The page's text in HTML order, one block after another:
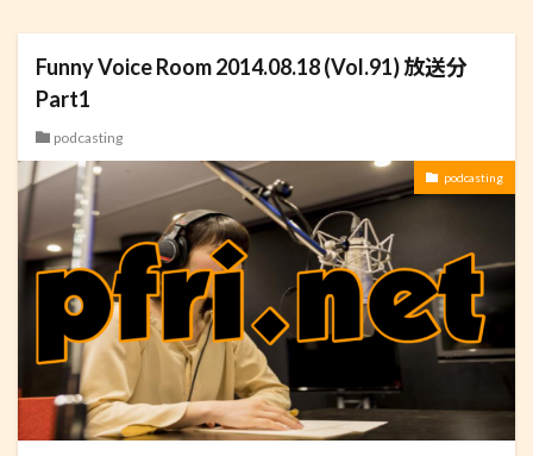
Funny Voice Room 2014.08.18 (Vol.91) 放送分
Part1
podcasting
podcasting